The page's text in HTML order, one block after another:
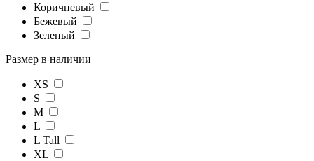
Коричневый
Бежевый
Зеленый
Размер в наличии
XS
S
M
L
L Tall
XL